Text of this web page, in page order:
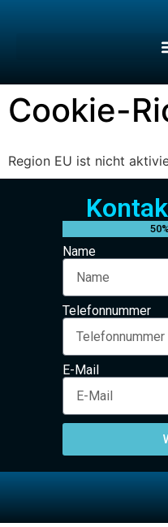
Cookie-
Region EU ist nicht
Name
Telefonnummer
E-Mail